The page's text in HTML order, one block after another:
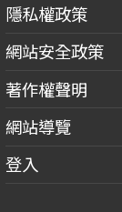
隱私權政策
網站安全政策
著作權聲明
網站導覽
登入